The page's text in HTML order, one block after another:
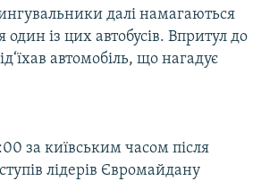
RL
далі намагаються
із цих автобусів. Впритул до
автомобіль, що нагадує
за київським часом після
лідерів Євромайдану